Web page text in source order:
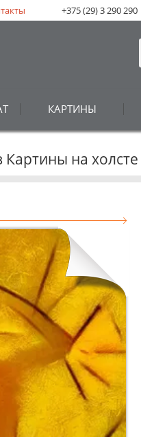
КАРТИНЫ
+375 (29) 3 290 290
Картины на